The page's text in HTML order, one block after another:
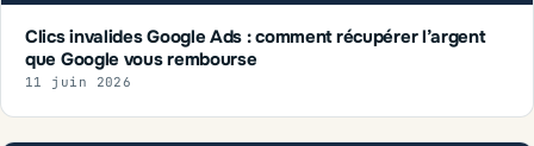
Clics invalides Google Ads : comment récupérer l’argent
que Google vous rembourse
11 juin 2026